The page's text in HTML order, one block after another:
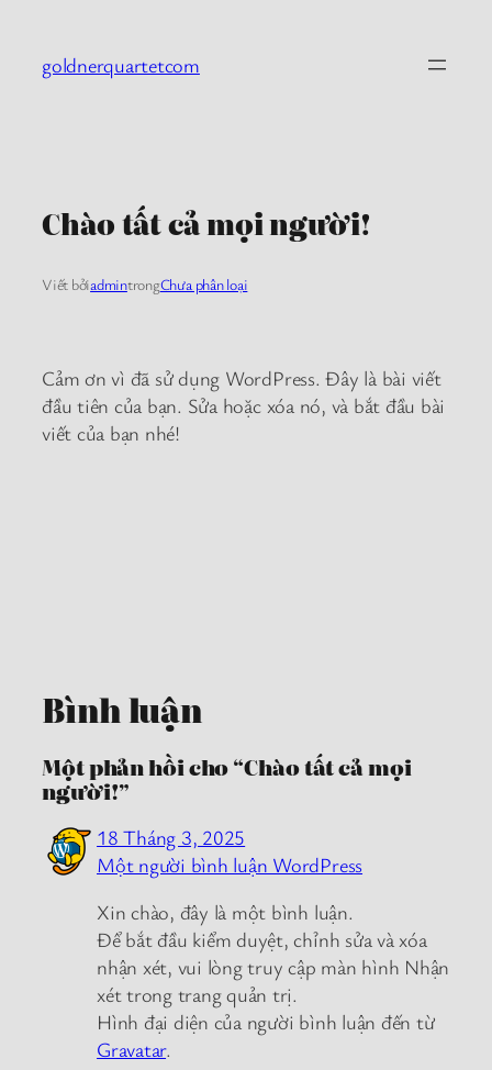
phầngoldnerquartetcom
Chào tất cả mọi người!
Viết bởiadmintrongChưa phân loại
Cảm ơn vì đã sử dụng WordPress. Đây là bài viết
đầu tiên của bạn. Sửa hoặc xóa nó, và bắt đầu bài
viết của bạn nhé!
Bình luận
Một phản hồi cho “Chào tất cả mọi
người!”
18 Tháng 3, 2025
Một người bình luận WordPress
Xin chào, đây là một bình luận.
Để bắt đầu kiểm duyệt, chỉnh sửa và xóa
nhận xét, vui lòng truy cập màn hình Nhận
xét trong trang quản trị.
Hình đại diện của người bình luận đến từ
Gravatar.